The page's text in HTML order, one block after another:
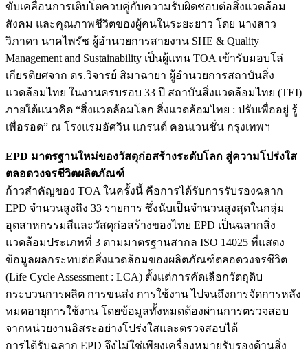
ขับเคลื่อนการเติบโตควบคู่กับความรับผิดชอบต่อสิ่งแวดล้อม
สังคม และคุณภาพชีวิตของผู้คนในระยะยาว โดย นางสาว
วิภาดา นาคไพรัช ผู้อำนวยการสายงาน SHE & Quality
Management and Sustainability เป็นผู้แทน TOA เข้ารับมอบโล่
เกียรติยศจาก ดร.วิจารย์ สิมาฉายา ผู้อำนวยการสถาบันสิ่ง
แวดล้อมไทย ในงานครบรอบ 33 ปี สถาบันสิ่งแวดล้อมไทย (TEI)
ภายใต้แนวคิด “สิ่งแวดล้อมโลก สิ่งแวดล้อมไทย : ปรับเพื่ออยู่ รู้
เพื่อรอด” ณ โรงแรมอัศวิน แกรนด์ คอนเวนชั่น กรุงเทพฯ
EPD มาตรฐานใหม่ของวัสดุก่อสร้างระดับโลก สู่ความโปร่งใส
ตลอดวงจรชีวิตผลิตภัณฑ์
ก้าวสำคัญของ TOA ในครั้งนี้ คือการได้รับการรับรองฉลาก
EPD จำนวนสูงถึง 33 รายการ ซึ่งนับเป็นจำนวนสูงสุดในกลุ่ม
อุตสาหกรรมสีและวัสดุก่อสร้างของไทย EPD เป็นฉลากสิ่ง
แวดล้อมประเภทที่ 3 ตามมาตรฐานสากล ISO 14025 ที่แสดง
ข้อมูลผลกระทบต่อสิ่งแวดล้อมของผลิตภัณฑ์ตลอดวงจรชีวิต
(Life Cycle Assessment : LCA) ตั้งแต่การคัดเลือกวัตถุดิบ
กระบวนการผลิต การขนส่ง การใช้งาน ไปจนถึงการจัดการหลัง
หมดอายุการใช้งาน โดยข้อมูลทั้งหมดต้องผ่านการตรวจสอบ
จากหน่วยงานอิสระอย่างโปร่งใสและตรวจสอบได้
การได้รับฉลาก EPD จึงไม่ใช่เพียงเครื่องหมายรับรองด้านสิ่ง